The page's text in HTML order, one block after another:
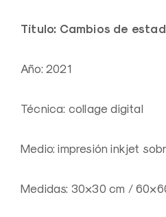
Título: Cambios de
Año: 2021
Técnica: collage digital
Medio: impresión inkjet
Medidas: 30×30 cm /